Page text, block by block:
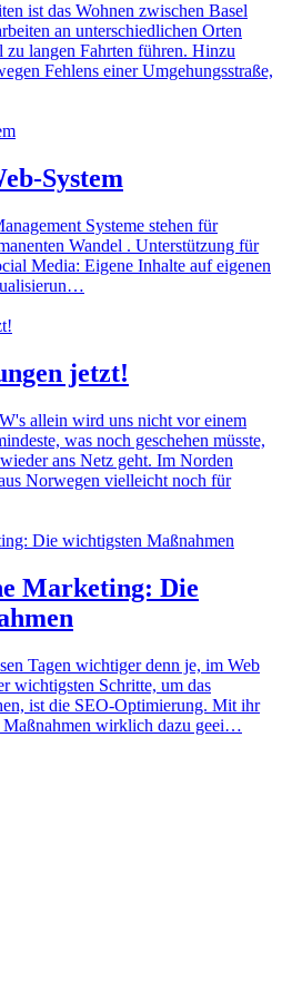
ist das Wohnen zwischen Basel
an unterschiedlichen Orten
langen Fahrten führen. Hinzu
Fehlens einer Umgehungsstraße,
System
Systeme stehen für
Wandel . Unterstützung für
Media: Eigene Inhalte auf eigenen
jetzt!
allein wird uns nicht vor einem
was noch geschehen müsste,
ans Netz geht. Im Norden
Norwegen vielleicht noch für
Marketing: Die
Tagen wichtiger denn je, im Web
wichtigsten Schritte, um das
ist die SEO-Optimierung. Mit ihr
Maßnahmen wirklich dazu geei…